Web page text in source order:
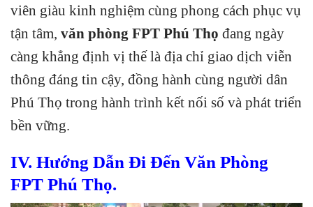
viên giàu kinh nghiệm cùng phong cách phục vụ
tận tâm, văn phòng FPT Phú Thọ đang ngày
càng khẳng định vị thế là địa chỉ giao dịch viễn
thông đáng tin cậy, đồng hành cùng người dân
Phú Thọ trong hành trình kết nối số và phát triển
bền vững.
IV. Hướng Dẫn Đi Đến Văn Phòng
FPT Phú Thọ.